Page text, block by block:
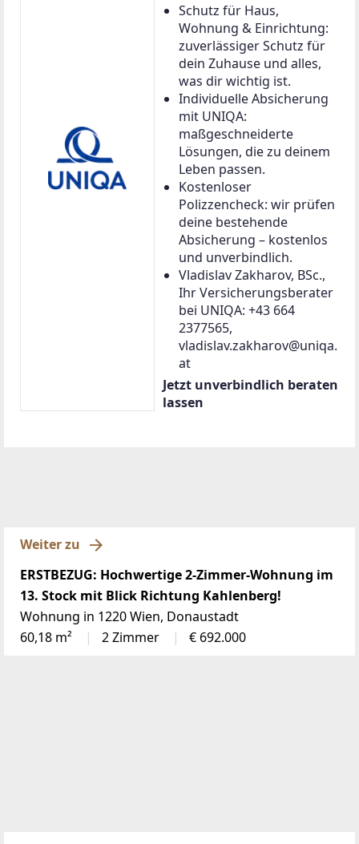
Schutz für Haus,
Wohnung & Einrichtung:
zuverlässiger Schutz für
dein Zuhause und alles,
was dir wichtig ist.
Individuelle Absicherung
mit UNIQA:
maßgeschneiderte
Lösungen, die zu deinem
Leben passen.
Kostenloser
Polizzencheck: wir prüfen
deine bestehende
Absicherung – kostenlos
und unverbindlich.
Vladislav Zakharov, BSc.,
Ihr Versicherungsberater
bei UNIQA: +43 664
2377565,
vladislav.zakharov@uniqa.
at
Jetzt unverbindlich beraten
lassen
Weiter zu
ERSTBEZUG: Hochwertige 2-Zimmer-Wohnung im
13. Stock mit Blick Richtung Kahlenberg!
Wohnung in 1220 Wien, Donaustadt
60,18 m²
2 Zimmer € 692.000